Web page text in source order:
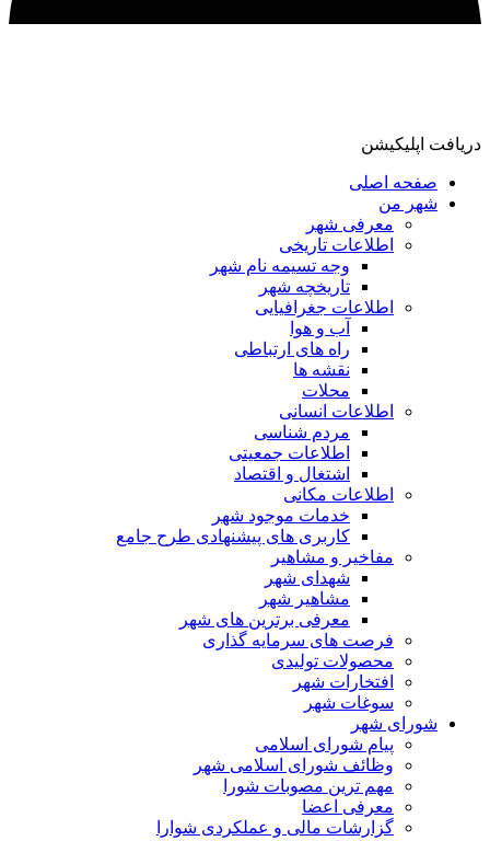
دریافت اپلیکیشن
صفحه اصلی
شهر من
معرفی شهر
اطلاعات تاریخی
وجه تسیمه نام شهر
تاریخچه شهر
اطلاعات جغرافیایی
آب و هوا
راه های ارتباطی
نقشه ها
محلات
اطلاعات انسانی
مردم شناسی
اطلاعات جمعیتی
اشتغال و اقتصاد
اطلاعات مکانی
خدمات موجود شهر
کاربری های پیشنهادی طرح جامع
مفاخیر و مشاهیر
شهدای شهر
مشاهیر شهر
معرفی برترین های شهر
فرصت های سرمایه گذاری
محصولات تولیدی
افتخارات شهر
سوغات شهر
شورای شهر
پیام شورای اسلامی
وظائف شورای اسلامی شهر
مهم ترین مصوبات شورا
معرفی اعضا
گزارشات مالی و عملکردی شوارا